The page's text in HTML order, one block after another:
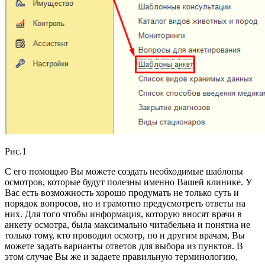
Рис.1
С его помощью Вы можете создать необходимые шаблоны
осмотров, которые будут полезны именно Вашей клинике. У
Вас есть возможность хорошо продумать не только суть и
порядок вопросов, но и грамотно предусмотреть ответы на
них. Для того чтобы информация, которую вносят врачи в
анкету осмотра, была максимально читабельна и понятна не
только тому, кто проводил осмотр, но и другим врачам, Вы
можете задать варианты ответов для выбора из пунктов. В
этом случае Вы же и задаете правильную терминологию,